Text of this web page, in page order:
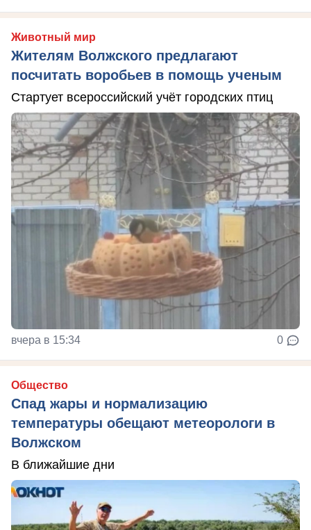
Животный мир
Жителям Волжского предлагают
посчитать воробьев в помощь ученым
Стартует всероссийский учёт городских птиц
вчера в 15:34 0
Общество
Спад жары и нормализацию
температуры обещают метеорологи в
Волжском
В ближайшие дни